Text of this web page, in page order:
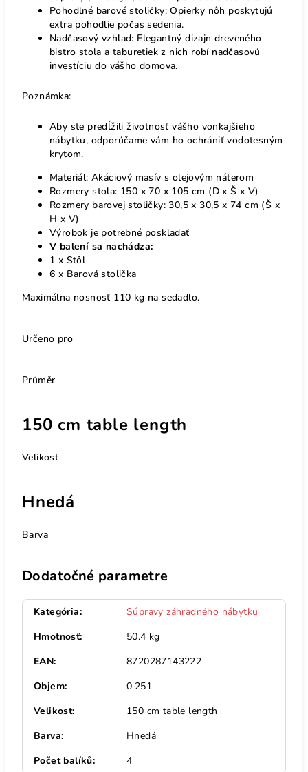
Pohodlné barové stoličky: Opierky nôh poskytujú
extra pohodlie počas sedenia.
Nadčasový vzhľad: Elegantný dizajn dreveného
bistro stola a taburetiek z nich robí nadčasovú
investíciu do vášho domova.
Poznámka:
Aby ste predĺžili životnosť vášho vonkajšieho
nábytku, odporúčame vám ho ochrániť vodotesným
krytom.
Materiál: Akáciový masív s olejovým náterom
Rozmery stola: 150 x 70 x 105 cm (D x Š x V)
Rozmery barovej stoličky: 30,5 x 30,5 x 74 cm (Š x
H x V)
Výrobok je potrebné poskladať
V balení sa nachádza:
1 x Stôl
6 x Barová stolička
Maximálna nosnosť 110 kg na sedadlo.
Určeno pro
Průměr
150 cm table length
Velikost
Hnedá
Barva
Dodatočné parametre
Kategória:
Súpravy záhradného nábytku
Hmotnosť:
50.4 kg
EAN:
8720287143222
Objem:
0.251
Velikost:
150 cm table length
Barva:
Hnedá
Počet balíků: 4